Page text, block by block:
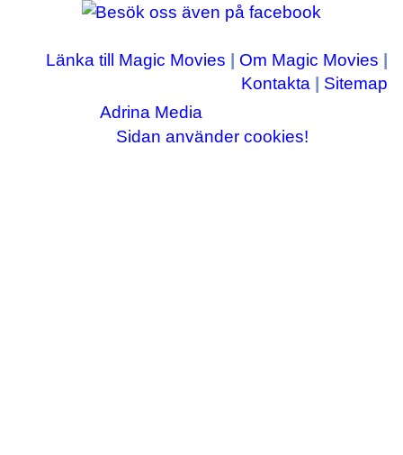
Länka till Magic Movies Om Magic Movies
Kontakta
Sitemap
Copyright © 2003-2026Adrina Media
Sidan använder cookies!